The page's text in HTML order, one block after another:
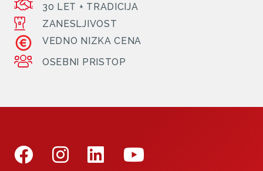
30 LET + TRADICIJA
ZANESLJIVOST
VEDNO NIZKA CENA
OSEBNI PRISTOP